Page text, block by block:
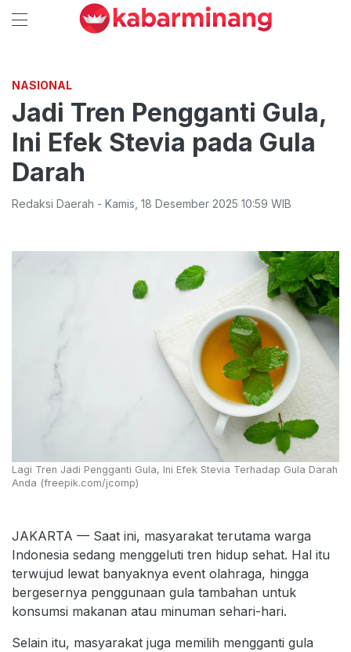
NASIONAL
Jadi Tren Pengganti Gula,
Ini Efek Stevia pada Gula
Darah
Redaksi Daerah - Kamis 18 Desember 2025 10:59 WIB
Lagi Tren Jadi Pengganti Gula, Ini Efek Stevia Terhadap Gula Darah
Anda (freepik.com/jcomp)
JAKARTA — Saat ini, masyarakat terutama warga
Indonesia sedang menggeluti tren hidup sehat. Hal itu
terwujud lewat banyaknya event olahraga, hingga
bergesernya penggunaan gula tambahan untuk
konsumsi makanan atau minuman sehari-hari.
Selain itu, masyarakat juga memilih mengganti gula